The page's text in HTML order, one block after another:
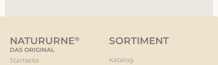
NATURURNE®
DAS ORIGINAL
Startseite
SORTIMENT
Katalog